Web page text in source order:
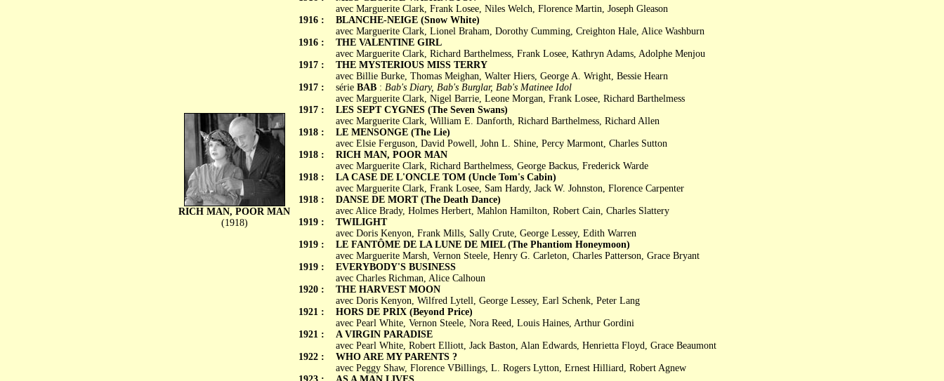
RICH MAN, POOR MAN
(1918)
1916 :
1916 :
1917 :
1917 :
1917 :
1918 :
1918 :
1918 :
1918 :
1919 :
1919 :
1919 :
1920 :
1921 :
1921 :
1922 :
avec Marguerite Clark, Frank Losee, Niles Welch, Florence Martin, Joseph Gleason
BLANCHE-NEIGE (Snow White)
avec Marguerite Clark, Lionel Braham, Dorothy Cumming, Creighton Hale, Alice Washburn
THE VALENTINE GIRL
avec Marguerite Clark, Richard Barthelmess, Frank Losee, Kathryn Adams, Adolphe Menjou
THE MYSTERIOUS MISS TERRY
avec Billie Burke, Thomas Meighan, Walter Hiers, George A. Wright, Bessie Hearn
série BAB: Bab's Diary, Bab's Burglar, Bab's Matinee Idol
avec Marguerite Clark, Nigel Barrie, Leone Morgan, Frank Losee, Richard Barthelmess
LES SEPT CYGNES (The Seven Swans)
avec Marguerite Clark, William E. Danforth, Richard Barthelmess, Richard Allen
LE MENSONGE (The Lie)
avec Elsie Ferguson, David Powell, John L. Shine, Percy Marmont, Charles Sutton
RICH MAN, POOR MAN
avec Marguerite Clark, Richard Barthelmess, George Backus, Frederick Warde
LA CASE DE L'ONCLE TOM (Uncle Tom's Cabin)
avec Marguerite Clark, Frank Losee, Sam Hardy, Jack W. Johnston, Florence Carpenter
DANSE DE MORT (The Death Dance)
avec Alice Brady, Holmes Herbert, Mahlon Hamilton, Robert Cain, Charles Slattery
TWILIGHT
avec Doris Kenyon, Frank Mills, Sally Crute, George Lessey, Edith Warren
LE FANTÔME DE LA LUNE DE MIEL (The Phantiom Honeymoon)
avec Marguerite Marsh, Vernon Steele, Henry G. Carleton, Charles Patterson, Grace Bryant
EVERYBODY'S BUSINESS
avec Charles Richman, Alice Calhoun
THE HARVEST MOON
avec Doris Kenyon, Wilfred Lytell, George Lessey, Earl Schenk, Peter Lang
HORS DE PRIX (Beyond Price)
avec Pearl White, Vernon Steele, Nora Reed, Louis Haines, Arthur Gordini
A VIRGIN PARADISE
avec Pearl White, Robert Elliott, Jack Baston, Alan Edwards, Henrietta Floyd, Grace Beaumont
WHO ARE MY PARENTS ?
avec Peggy Shaw, Florence VBillings, L. Rogers Lytton, Ernest Hilliard, Robert Agnew